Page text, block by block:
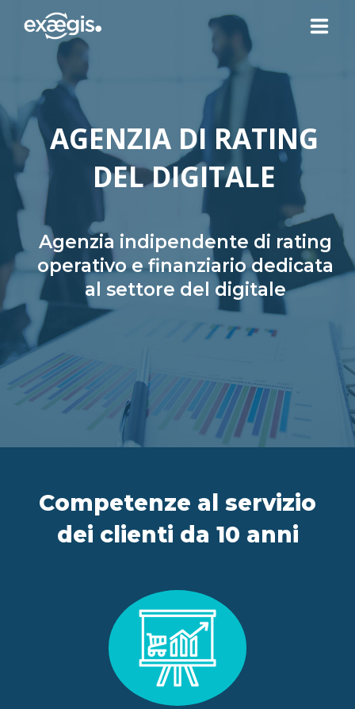
CHI SIAMO
LE NOSTRE OFFERTE
CONTATTI
SPAZIO CLIENTE
IT FR ES
Agenzia indipendente di rating
operativo e finanziario dedicata
al settore del digitale
AGENZIA DI RATING
DEL DIGITALE
Competenze al servizio
dei clienti da 10 anni